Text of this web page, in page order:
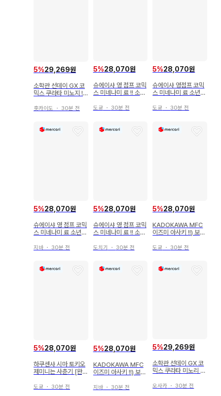
5%29,269원
소학관 선데이 GX 코
믹스 쿠라타 미노지 !!)
마오의 후궁 수수께끼
홋카이도 ・ 30분 전
5%28,070원
슈에이샤 영 점프 코믹
스 미네나미 료 !! 소년
도쿄 ・ 30분 전
5%28,070원
슈에이샤 영점프 코믹
스 미네나미 료 소년의
도쿄 ・ 30분 전
5%28,070원
슈에이샤 영 점프 코믹
스 미네나미 료 소년의
지바 ・ 30분 전
5%28,070원
슈에이샤 영 점프 코믹
스 미네나미 료 !! 소년
도치기 ・ 30분 전
5%28,070원
KADOKAWA MFC
이즈미 아사키 !!) 보입
도쿄 ・ 30분 전
5%28,070원
하쿠센샤 시마 토키오
제미니는 사춘기 [완]
도쿄 ・ 30분 전
5%28,070원
KADOKAWA MFC
이즈미 아사키 !!) 보이
지바・ 30분 전
5%29,269원
소학관 선데이 GX 코
믹스 쿠라타 미노리 약
후궁 수수께끼 풀이 수
오사카 ・ 30분 전